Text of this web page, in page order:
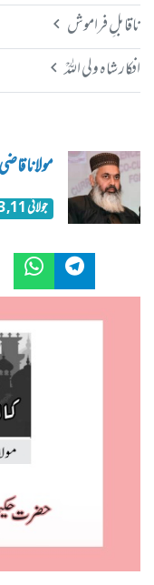
ناقابلِ فراموش
افکار شاہ ولی اللہؒ
مولانا
جولائی 11, 2023